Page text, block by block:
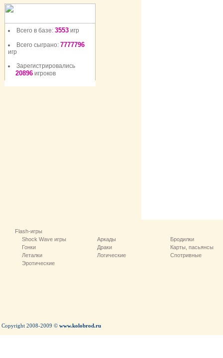
Всего в базе: 3553 игр
Всего сыграно: 7777796
игр
Зарегистрировались
20896 игроков
Flash-игры
Shock Wave игры
Аркады
Бродилки
Гонки
Драки
Карты, пасьянсы
Леталки
Логические
Спотривные
Эротические
Copyright 2008-2009 © www.kolobrod.ru